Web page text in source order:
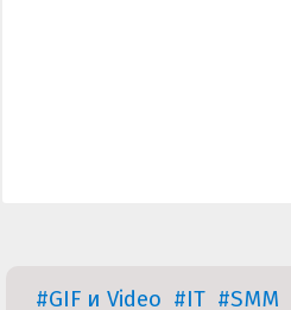
#GIF и Video #IT #SMM